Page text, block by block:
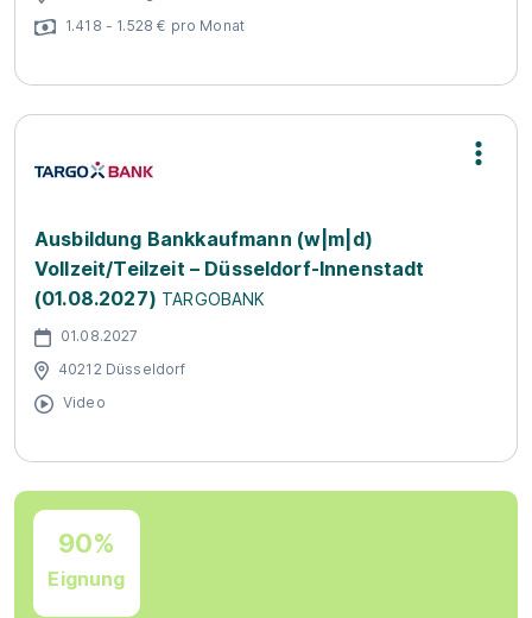
1.418 - 1.528 € pro Monat
Ausbildung Bankkaufmann (w|m|d)
Vollzeit/Teilzeit – Düsseldorf-Innenstadt
(01.08.2027) TARGOBANK
01.08.2027
40212 Düsseldorf
Video
90%
Eignung